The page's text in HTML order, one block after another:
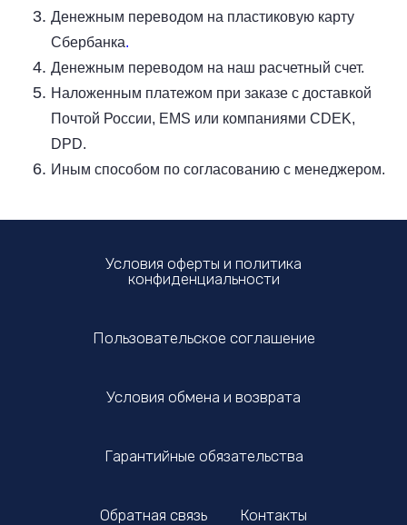
Денежным переводом на пластиковую карту
Сбербанка.
Денежным переводом на наш расчетный счет.
Наложенным платежом при заказе с доставкой
Почтой России, EMS или компаниями CDEK,
DPD.
Иным способом по согласованию с менеджером.
Условия оферты и политика
конфиденциальности
Пользовательское соглашение
Условия обмена и возврата
Гарантийные обязательства
Обратная связь Контакты